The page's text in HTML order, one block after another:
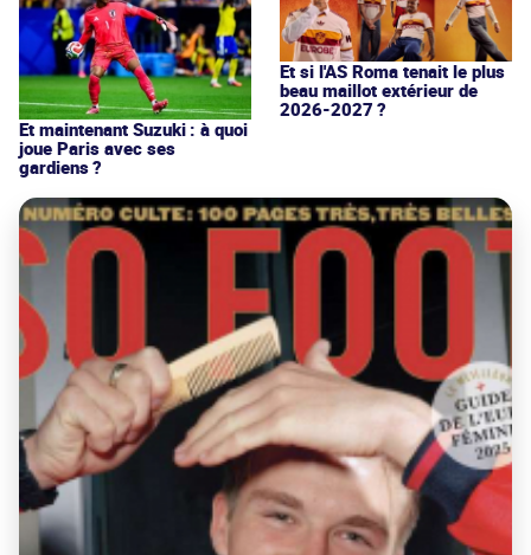
Et maintenant Suzuki : à quoi
joue Paris avec ses
gardiens ?
Et si l'AS Roma tenait le plus
beau maillot extérieur de
2026-2027 ?